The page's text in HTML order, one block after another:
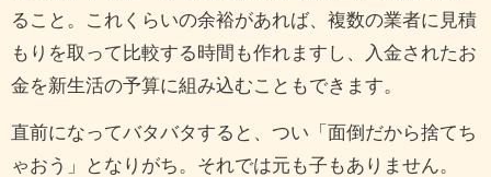
ること。これくらいの余裕があれば、複数の業者に見積
もりを取って比較する時間も作れますし、入金されたお
金を新生活の予算に組み込むこともできます。
直前になってバタバタすると、つい「面倒だから捨てち
ゃおう」となりがち。それでは元も子もありません。